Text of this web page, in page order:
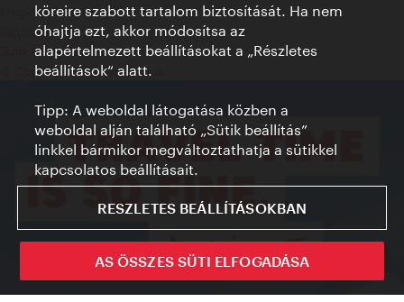
Megközelíthetőség
Sajtókapcsolat
Sütik beállítása
© Copyright WienTourismus
köreire szabott tartalom biztosítását. Ha nem
óhajtja ezt, akkor módosítsa az
alapértelmezett beállításokat a „Részletes
beállítások“ alatt.
Tipp: A weboldal látogatása közben a
weboldal alján található „Sütik beállítás”
linkkel bármikor megváltoztathatja a sütikkel
kapcsolatos beállításait.
RESZLETES BEÁLLÍTÁSOKBAN
AS ÖSSZES SÜTI ELFOGADÁSA